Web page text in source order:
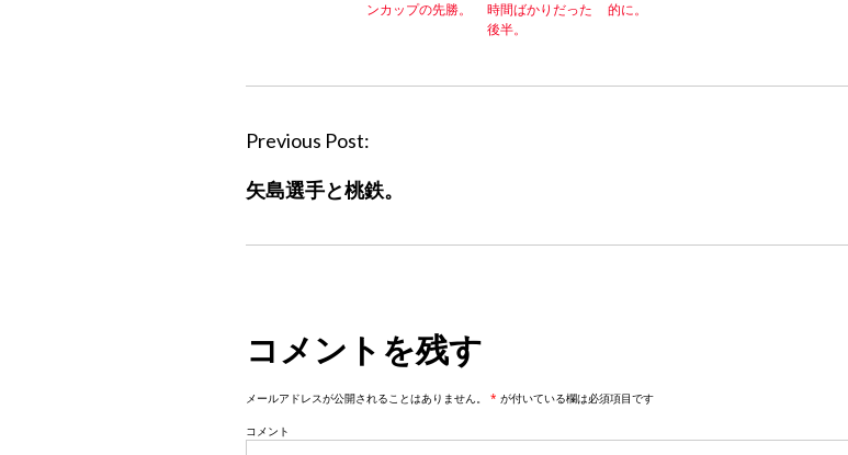
ンカップの先勝。
時間ばかりだった
後半。
的に。
P
s
a
t
Previous Post:
矢島選手と桃鉄。
コメントを残す
メールアドレスが公開されることはありません。 * が付いている欄は必須項目です
コメント